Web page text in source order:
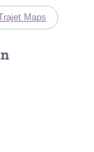
Maps